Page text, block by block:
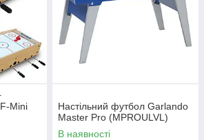
Mini
Настільний футбол Garlando
Master Pro (MPROULVL)
В наявності